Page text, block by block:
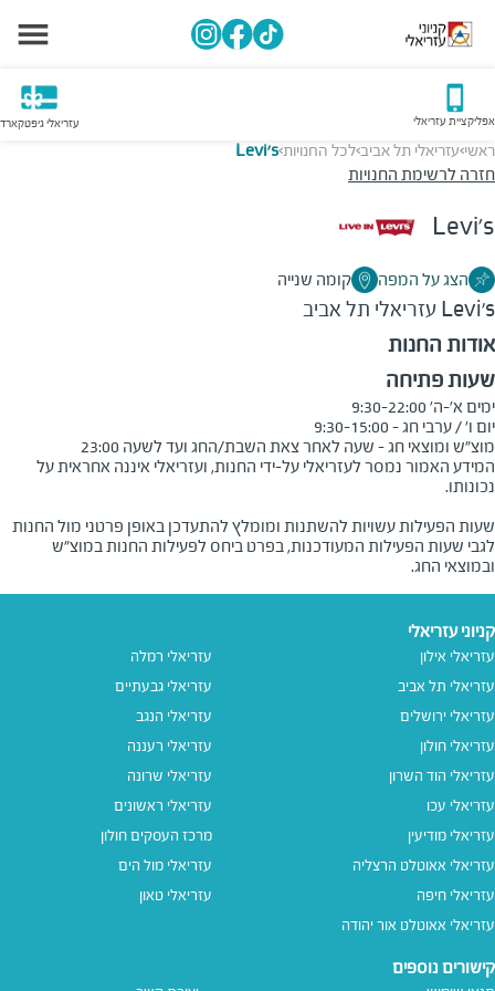
אפליקציית עזריאלי עזריאלי גיפטקארד
ראשי>עזריאלי תל אביב>לכל החנויות>
Levi's
חזרה לרשימת החנויות
Levi's
הצג על המפה קומה שנייה
Levi's עזריאלי תל אביב
אודות החנות
שעות פתיחה
מוצ"ש ומוצאי חג - שעה לאחר צאת השבת/החג ועד לשעה 23:00
המידע האמור נמסר לעזריאלי על-ידי החנות, ועזריאלי איננה אחראית על
שעות הפעילות עשויות להשתנות ומומלץ להתעדכן באופן פרטני מול החנות
לגבי שעות הפעילות המעודכנות, בפרט ביחס לפעילות החנות במוצ"ש
ובמוצאי החג.
קניוני עזריאלי
עזריאלי אילון
עזריאלי תל אביב
עזריאלי ירושלים
עזריאלי חולון
עזריאלי הוד השרון
עזריאלי עכו
עזריאלי מודיעין
עזריאלי אאוטלט הרצליה
עזריאלי חיפה
עזריאלי אאוטלט אור יהודה
עזריאלי רמלה
עזריאלי גבעתיים
עזריאלי הנגב
עזריאלי רעננה
עזריאלי שרונה
עזריאלי ראשונים
מרכז העסקים חולון
עזריאלי מול הים
עזריאלי טאון
קישורים נוספים